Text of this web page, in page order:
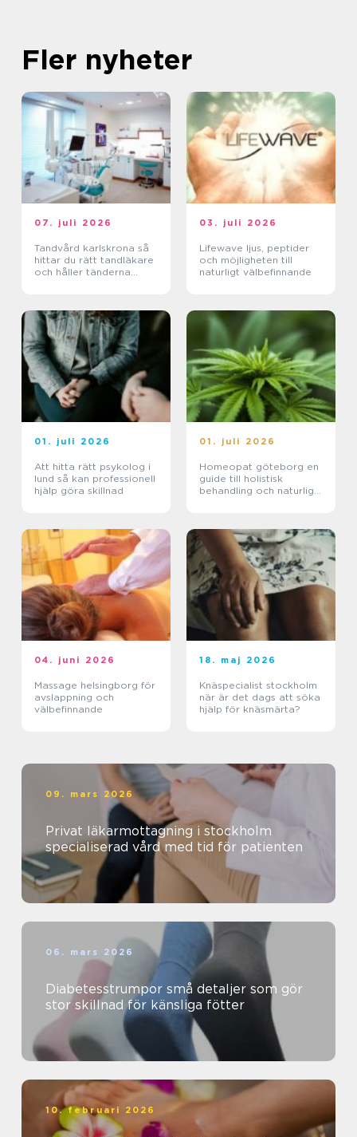
Fler nyheter
07. juli 2026
Tandvård karlskrona så
hittar du rätt tandläkare
och håller tänderna
03. juli 2026
Lifewave ljus, peptider
och möjligheten till
naturligt välbefinnande
01. juli 2026
Att hitta rätt psykolog i
lund så kan professionell
hjälp göra skillnad
01. juli 2026
Homeopat göteborg en
guide till holistisk
behandling och naturlig
04. juni 2026
Massage helsingborg för
avslappning och
välbefinnande
18. maj 2026
Knäspecialist stockholm
när är det dags att söka
hjälp för knäsmärta?
09. mars 2026
Privat läkarmottagning i stockholm
specialiserad vård med tid för patienten
06. mars 2026
Diabetesstrumpor små detaljer som gör
stor skillnad för känsliga fötter
10. februari 2026